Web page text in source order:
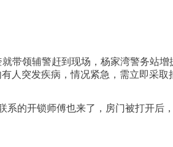
带领辅警赶到现场，杨家湾警务站增
人突发疾病，情况紧急，需立即采取
系的开锁师傅也来了，房门被打开后